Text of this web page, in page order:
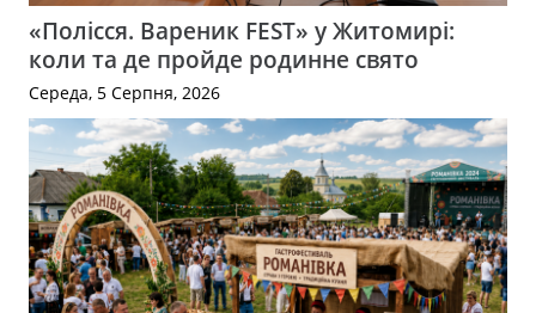
«Полісся. Вареник FEST» у Житомирі:
коли та де пройде родинне свято
Середа, 5 Серпня, 2026